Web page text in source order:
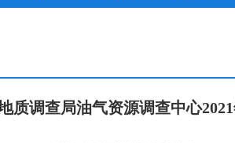
质调查局油气资源调查中心